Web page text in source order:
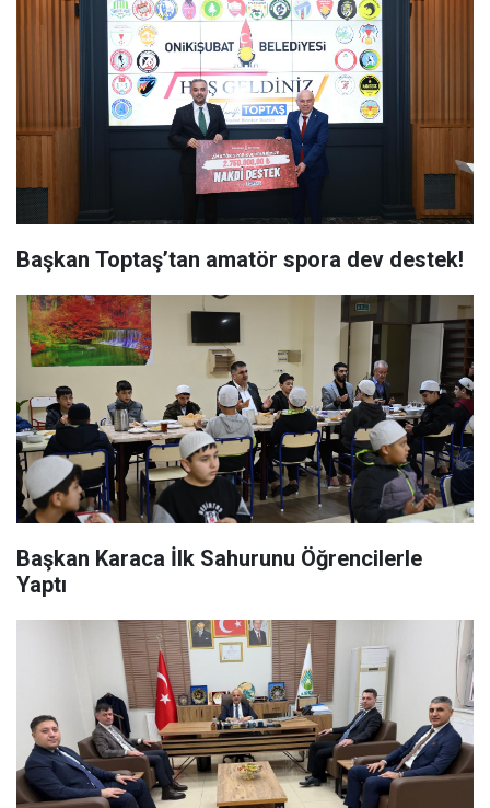
Başkan Toptaş’tan amatör spora dev destek!
Başkan Karaca İlk Sahurunu Öğrencilerle
Yaptı